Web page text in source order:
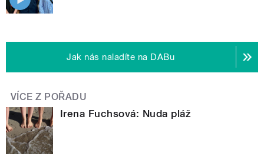
Jak nás naladíte na DABu
VÍCE Z POŘADU
Irena Fuchsová: Nuda pláž